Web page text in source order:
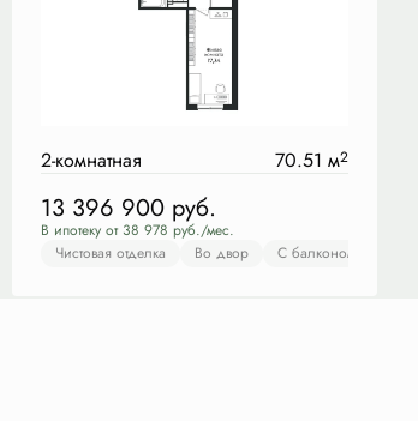
С лоджией
С лоджией Чистовая отделка Во двор С балконом
2-комнатная 70.51 м2
13 396 900 руб.
В ипотеку от 38 978 руб./мес.
Чистовая отделка
Во двор С балконом